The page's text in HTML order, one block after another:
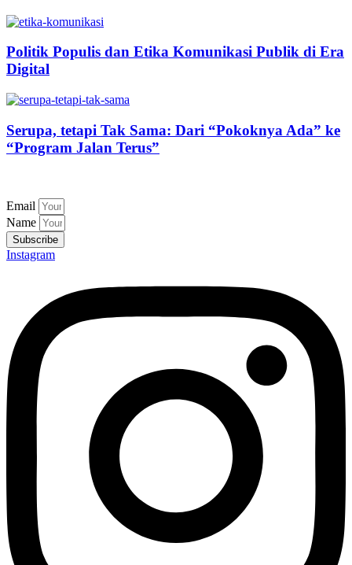
Politik Populis dan Etika Komunikasi Publik di Era
Digital
Serupa, tetapi Tak Sama: Dari “Pokoknya Ada” ke
“Program Jalan Terus”
Email
Name
Subscribe
Instagram